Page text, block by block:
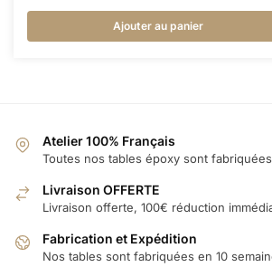
Ajouter au panier
Atelier 100% Français
Toutes nos tables époxy sont
Livraison OFFERTE
Livraison offerte, 100€ réduction
Fabrication et Expédition
Nos tables sont fabriquées en 10